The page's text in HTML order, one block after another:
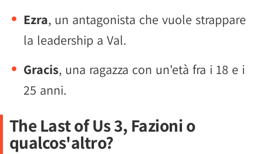
Ezra, un antagonista che vuole strappare
la leadership a Val.
Gracis, una ragazza con un'età fra i 18 e i
25 anni.
The Last of Us 3, Fazioni o
qualcos'altro?